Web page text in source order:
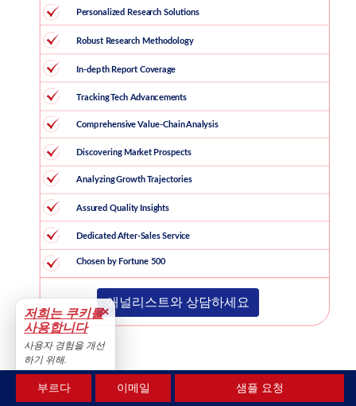
애널리스트와 상담하세요
부르다 이메일 샘플 요청
저희는 쿠키를
사용합니다
×
사용자 경험을 개선
하기 위해.